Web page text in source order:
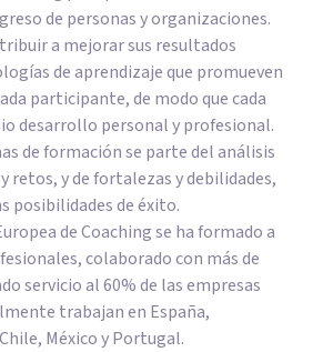
de personas y organizaciones.
a mejorar sus resultados
de aprendizaje que promueven
participante, de modo que cada
desarrollo personal y profesional.
de formación se parte del análisis
retos, y de fortalezas y debilidades,
posibilidades de éxito.
de Coaching se ha formado a
colaborado con más de
servicio al 60% de las empresas
trabajan en España,
México y Portugal.